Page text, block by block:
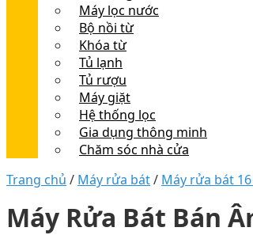
Máy lọc nước
Bộ nồi từ
Khóa từ
Tủ lạnh
Tủ rượu
Máy giặt
Hệ thống lọc
Gia dụng thông minh
Chăm sóc nhà cửa
Trang chủ / Máy rửa bát/ Máy rửa bát
Máy Rửa Bát Bán